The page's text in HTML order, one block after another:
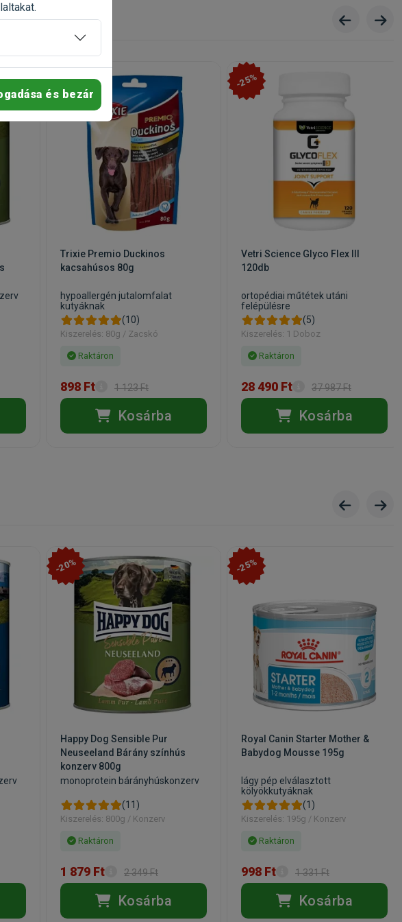
-20%
Trixie Premio Duckinos
kacsahúsos 80g
hypoallergén jutalomfalat
kutyáknak
(10)
Kiszerelés: 80g / Zacskó
Raktáron
898 Ft 1 123 Ft
Kosárba
-25%
Vetri Science Glyco Flex III
120db
ortopédiai műtétek utáni
felépülésre
(5)
Kiszerelés: 1 Doboz
Raktáron
28 490 Ft 37 987 Ft
Kosárba
-20%
Happy Dog Sensible Pur
Neuseeland Bárány színhús
konzerv 800g
monoprotein bárányhúskonzerv
(11)
Kiszerelés: 800g / Konzerv
Raktáron
1 879 Ft 2 349 Ft
Kosárba
-25%
Royal Canin Starter Mother &
Babydog Mousse 195g
lágy pép elválasztott
kölyökkutyáknak
(1)
Kiszerelés: 195g / Konzerv
Raktáron
998 Ft 1 331 Ft
Kosárba
és bezár